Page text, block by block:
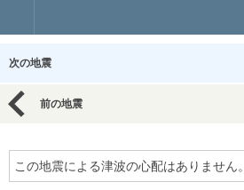
次の地震
前の地震
この地震による津波の心配はありません。